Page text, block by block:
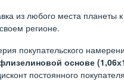
из любого места планеты
регионе.
покупательского
основе
постоянного